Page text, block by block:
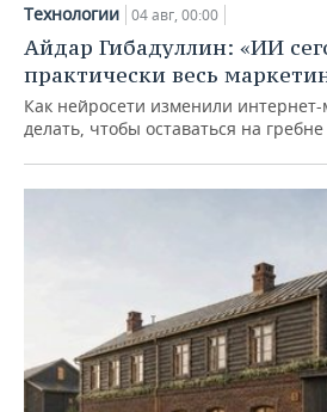
Технологии 04 авг, 00:00
Айдар Гибадуллин: «ИИ
практически весь
Как нейросети изменили
делать, чтобы оставаться на